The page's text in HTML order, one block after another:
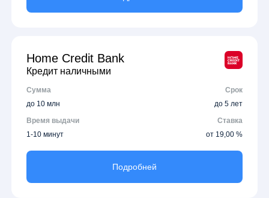
Home Credit Bank
Кредит наличными
Сумма
Срок
до 10 млн
до 5 лет
Время выдачи
Ставка
1-10 минут
от 19,00 %
Подробней